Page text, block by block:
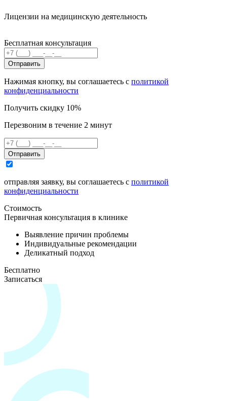
Лицензии на медицинскую деятельность
Бесплатная консультация
Отправить
Нажимая кнопку, вы соглашаетесь с политикой
конфиденциальности
Получить скидку 10%
Перезвоним в течение 2 минут
Отправить
отправляя заявку, вы соглашаетесь с политикой
конфиденциальности
Стоимость
Первичная консультация в клинике
Выявление причин проблемы
Индивидуальные рекомендации
Деликатный подход
Бесплатно
Записаться